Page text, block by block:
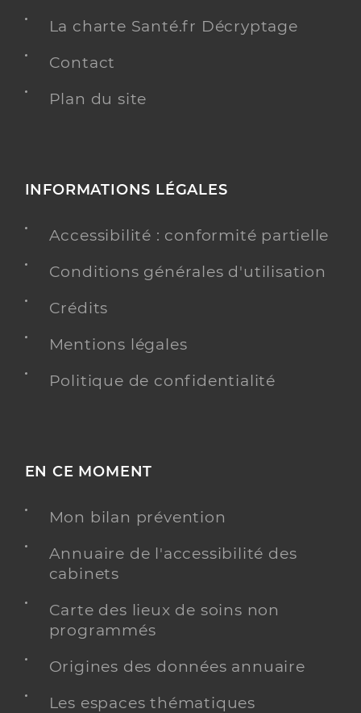
La charte Santé.fr Décryptage
Contact
Plan du site
INFORMATIONS LÉGALES
Accessibilité : conformité partielle
Conditions générales d'utilisation
Crédits
Mentions légales
Politique de confidentialité
EN CE MOMENT
Mon bilan prévention
Annuaire de l'accessibilité des
cabinets
Carte des lieux de soins non
programmés
Origines des données annuaire
Les espaces thématiques